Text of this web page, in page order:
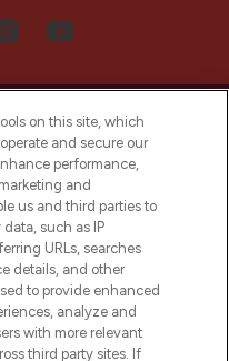
dowie się o
od niszowych i
trendach i
redakcyjne
cookie
on this site, which
and secure our
performance,
and
us and third parties to
such as IP
URLs, searches
details, and other
to provide enhanced
analyze and
with more relevant
third party sites. If